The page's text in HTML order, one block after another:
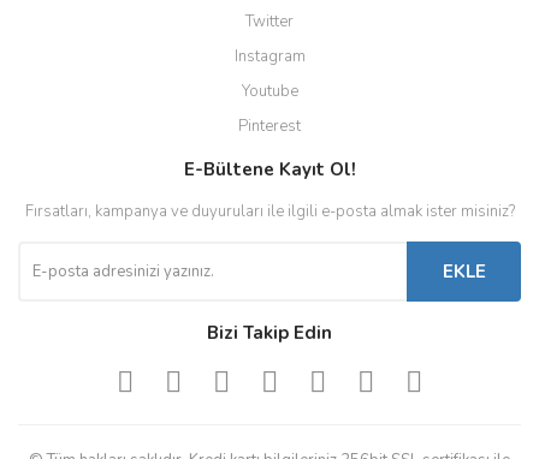
Twitter
Instagram
Youtube
Pinterest
E-Bültene Kayıt Ol!
Fırsatları, kampanya ve duyuruları ile ilgili e-posta almak ister misiniz?
EKLE
Bizi Takip Edin